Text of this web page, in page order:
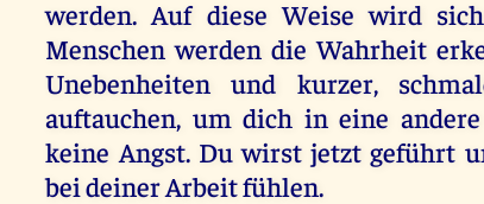
werden. Auf diese Weise wird
Menschen werden die Wahrheit
Unebenheiten und kurzer,
auftauchen, um dich in eine
keine Angst. Du wirst jetzt geführt
bei deiner Arbeit fühlen.